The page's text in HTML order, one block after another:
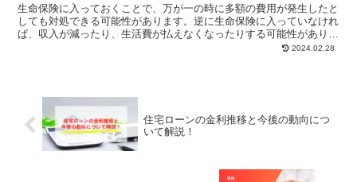
生命保険に入っておくことで、万が一の時に多額の費用が発生したと
しても対処できる可能性があります。逆に生命保険に入っていなけれ
ば、収入が減ったり、生活費が払えなくなったりする可能性がありま
す。しかし保険は保障内容・保険料・保障金額などが複雑で、最適な
2024.02.28
住宅ローンの金利推移と今後の動向につ
いて解説！